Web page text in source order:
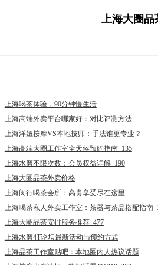
上海大圈品
上海喝茶体验，90分钟慢生活
上海高端外卖平台哪家好：对比评测方法
上海洋妞按摩VS本地技师：手法谁更专业？
上海高端大圈工作室全天候预约指南_135
上海水磨不限次数：会员权益详解_190
上海大圈品茶外卖价格
上海闵行喝茶会所：高贵享受尽在这里
上海喝茶私人外卖工作室：茶器与茶品搭配指南
上海大圈品茶安排服务推荐_477
上海水磨4T论坛最新活动与预约方式
上海品茶工作室贴吧：本地圈内人热议话题